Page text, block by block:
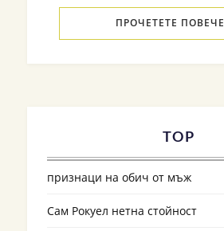
ПРОЧЕТЕТЕ ПОВЕЧЕ
TOP
признаци на обич от мъж
Сам Рокуел нетна стойност